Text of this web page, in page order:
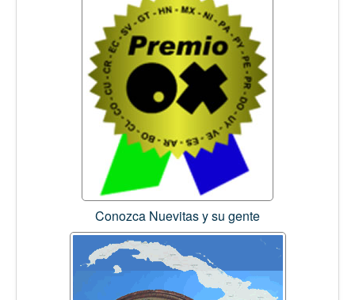
Conozca Nuevitas y su gente